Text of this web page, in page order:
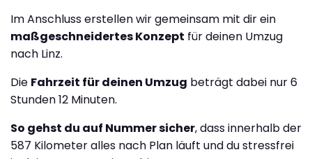
Im Anschluss erstellen wir gemeinsam mit dir ein
maßgeschneidertes Konzept für deinen Umzug
nach Linz.
Die Fahrzeit für deinen Umzug beträgt dabei nur 6
Stunden 12 Minuten.
So gehst du auf Nummer sicher, dass innerhalb der
587 Kilometer alles nach Plan läuft und du stressfrei